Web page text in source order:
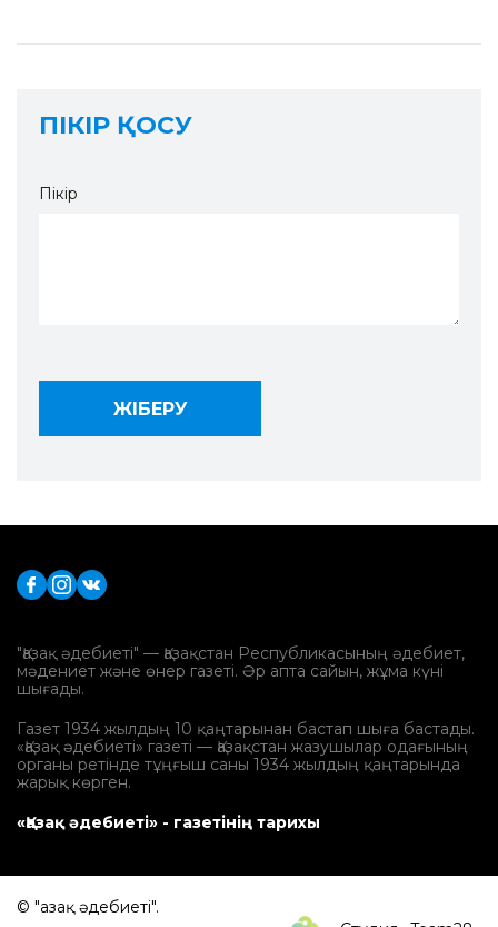
ПІКІР ҚОСУ
Пікір
"Қазақ әдебиеті" — Қазақстан Республикасының әдебиет,
мәдениет және өнер газеті. Әр апта сайын, жұма күні
шығады.
Газет 1934 жылдың 10 қаңтарынан бастап шыға бастады.
«Қазақ әдебиеті» газеті — Қазақстан жазушылар одағының
органы ретінде тұңғыш саны 1934 жылдың қаңтарында
жарық көрген.
«Қазақ әдебиеті» - газетінің тарихы
© "Қазақ әдебиеті".